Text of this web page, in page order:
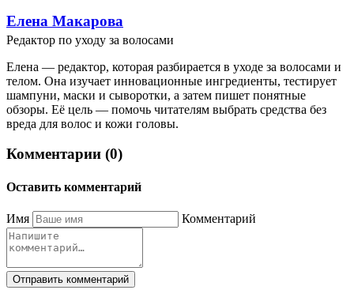
Елена Макарова
Редактор по уходу за волосами
Елена — редактор, которая разбирается в уходе за волосами и
телом. Она изучает инновационные ингредиенты, тестирует
шампуни, маски и сыворотки, а затем пишет понятные
обзоры. Её цель — помочь читателям выбрать средства без
вреда для волос и кожи головы.
Комментарии (0)
Оставить комментарий
Имя Комментарий
Отправить комментарий